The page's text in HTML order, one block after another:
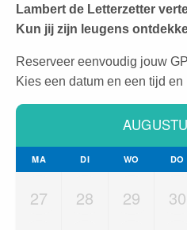
Lambert de Letterzetter
Kun jij zijn leugens
Reserveer eenvoudig jouw
Kies een datum en een tijd
MA DI WO DO
27 28 29 30